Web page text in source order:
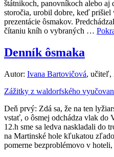
štátnikoch, panovníkoch alebo aj
storočia, urobil dobre, keď prišiel
prezentácie ôsmakov.
čítaniu kníh o vybraných …
Denník ôsmaka
Autor: Ivana Bartovičová, učiteľ,
Zážitky z waldorfského
Deň prvý: Zdá sa, že na ten
vstať, o ôsmej odchádza vlak do
12.h sme sa ledva naskladali do
na Martinské hole kľukatou
pomerne bezproblémovo v